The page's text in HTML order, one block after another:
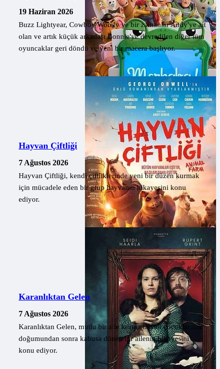
19 Haziran 2026
Buzz Lightyear, Cowboy Woody ve bir zamanlar Andy'ye ait
olan ve artık küçük arkadaşı Bonnie'ye devredilen diğer tüm
oyuncaklar geri döndü ve yeni bir macera başlıyor.
Hayvan Çiftliği
7 Ağustos 2026
Hayvan Çiftliği, kendi çiftliklerinde yeni bir düzen kurmak
için mücadele eden bir grup hayvanın hikayesini konu
ediyor.
Karanlıktan Gelen
7 Ağustos 2026
Karanlıktan Gelen, mutlu bir aile kurma hayali çocuklarının
doğumundan sonra kabusa dönen bir ailenin hikayesini
konu ediyor.